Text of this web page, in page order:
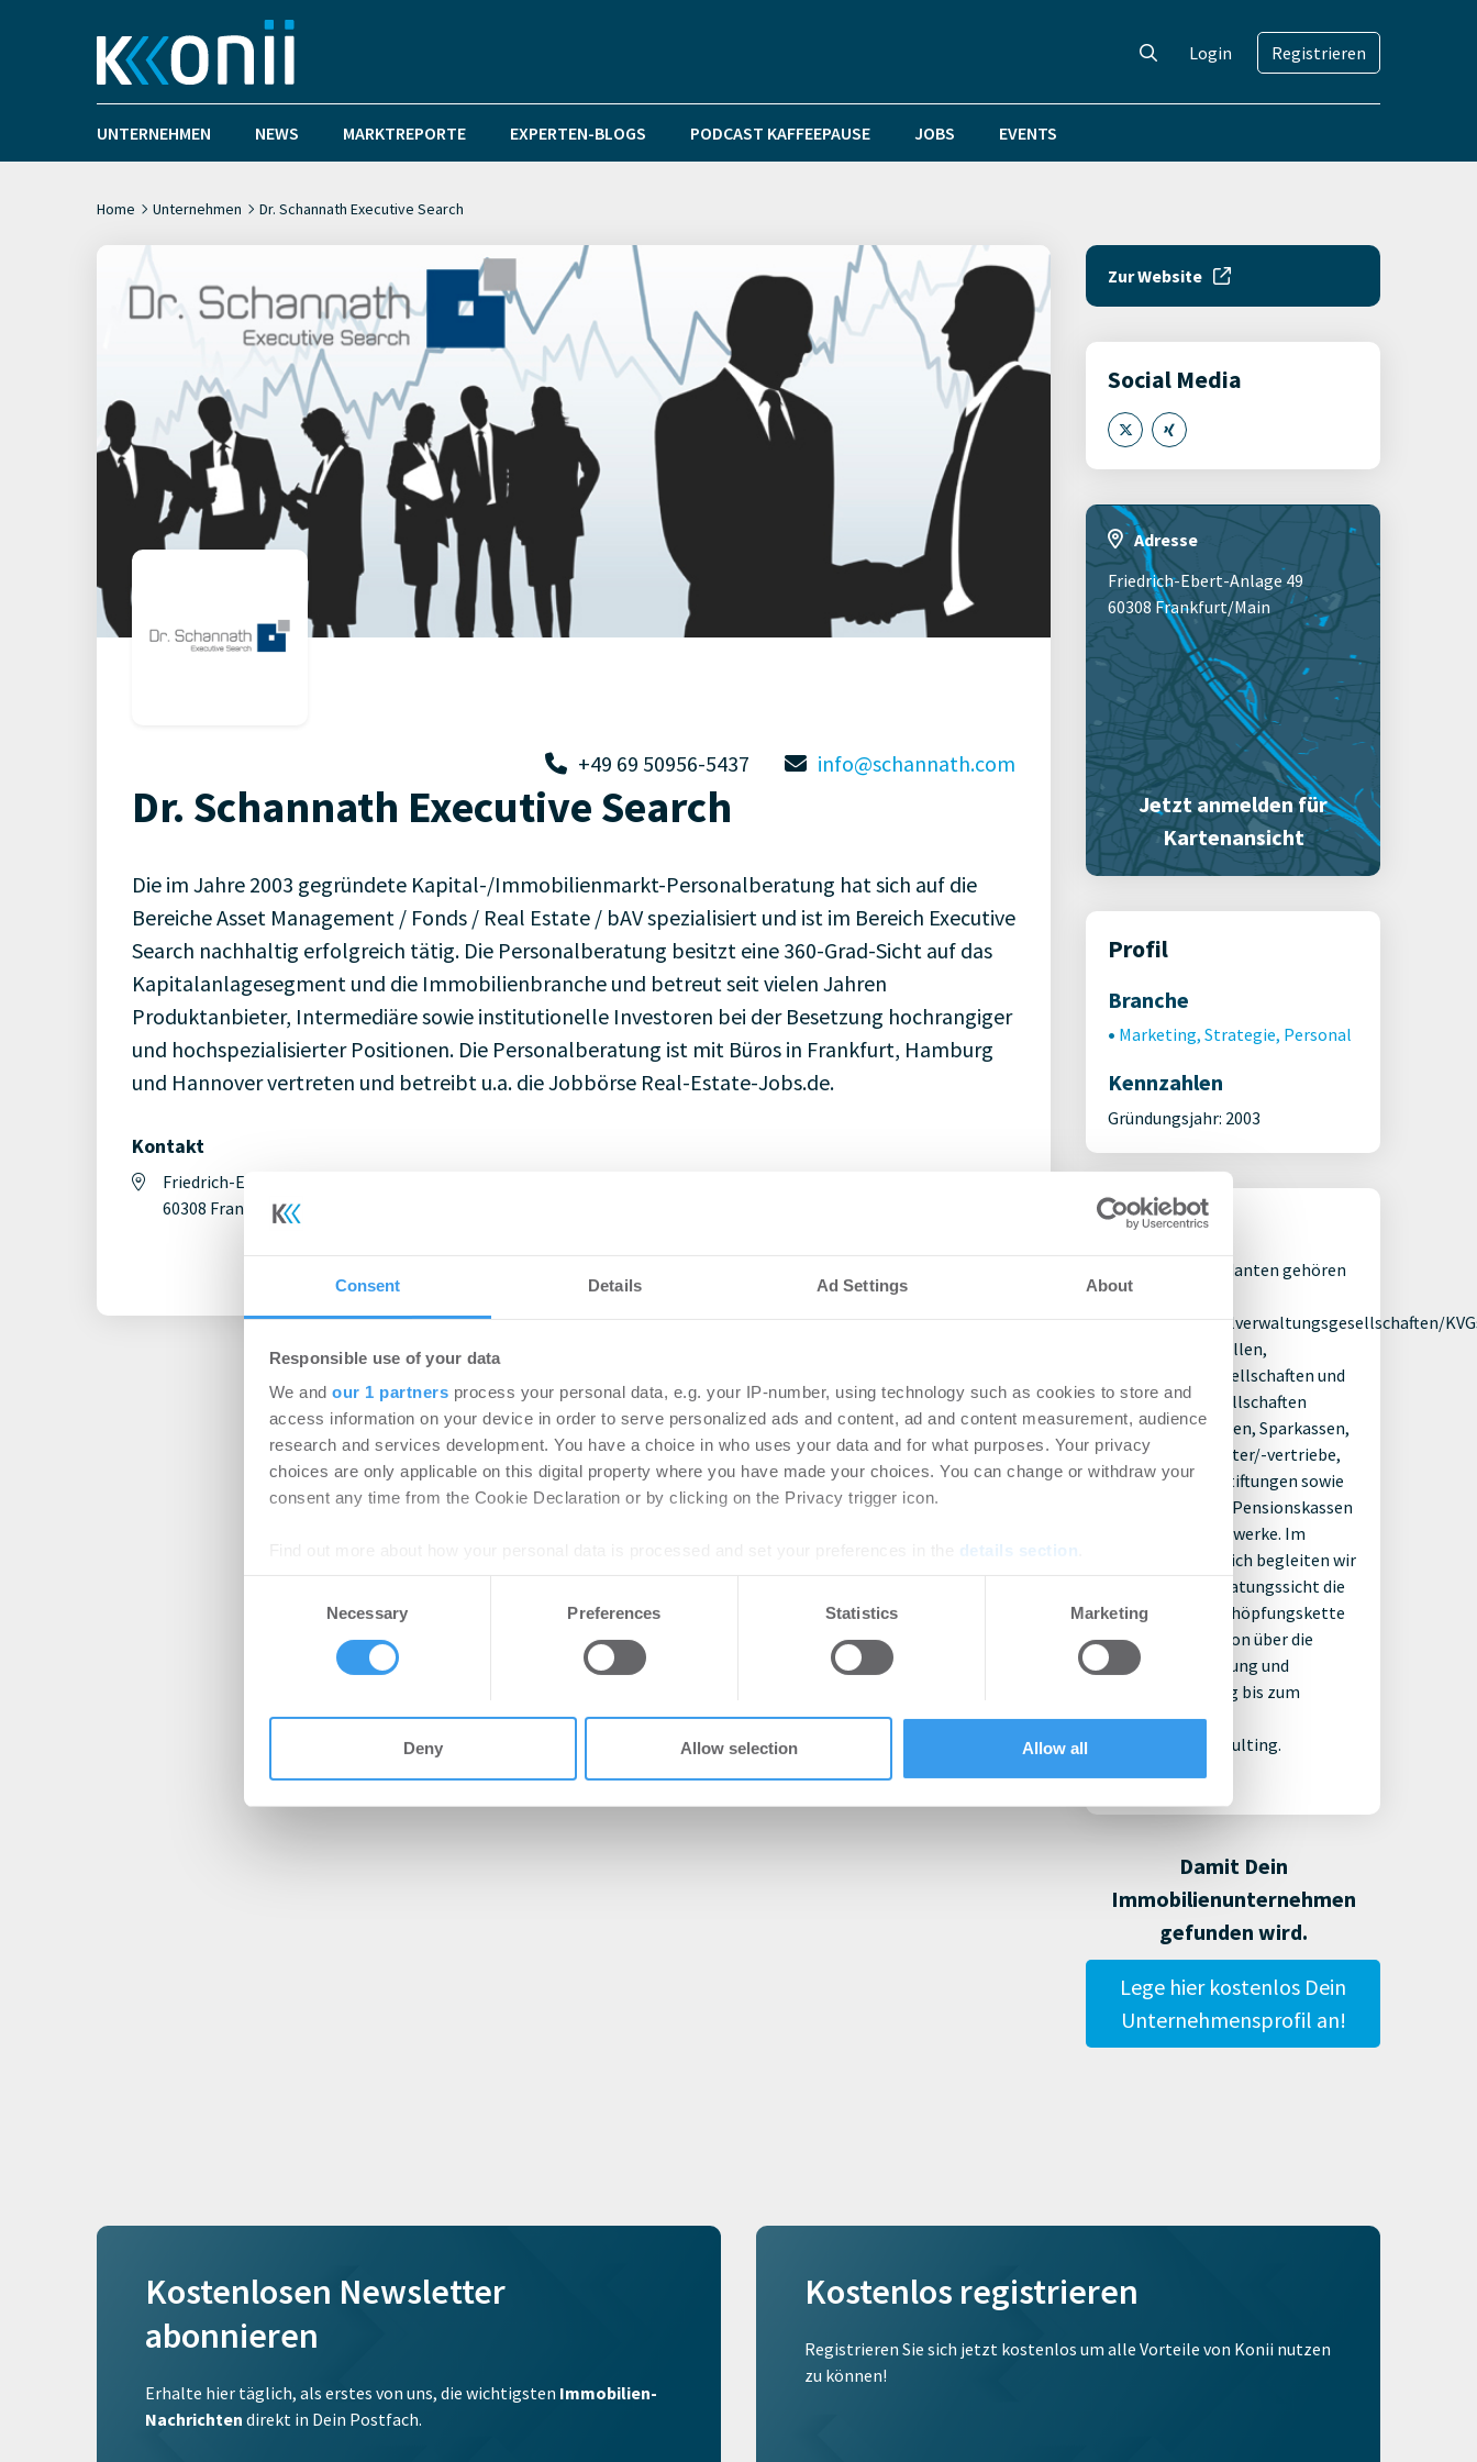
Consent Details Ad Settings About
Responsible use of your data
We and our 1 partners process your personal data, e.g. your IP-number, using technology such as cookies to store and
access information on your device in order to serve personalized ads and content, ad and content measurement, audience
research and services development. You have a choice in who uses your data and for what purposes. Your privacy
choices are only applicable on this digital property where you have made your choices. You can change or withdraw your
consent any time from the Cookie Declaration or by clicking on the Privacy trigger icon.
details section
We use cookies to personalise content and ads, to provide social media features and to analyse our traffic. We also share
other information that you’ve provided to them or that they’ve collected from your use of their services.
Necessary Preferences Statistics Marketing
Deny Allow selection Allow all
Login Registrieren
UNTERNEHMEN NEWS MARKTREPORTE EXPERTEN-BLOGS PODCAST KAFFEEPAUSE JOBS EVENTS
Home Unternehmen Dr. Schannath Executive Search
+49 69 50956-5437 info@schannath.com
Dr. Schannath Executive Search
Die im Jahre 2003 gegründete Kapital-/Immobilienmarkt-Personalberatung hat sich auf die
Bereiche Asset Management / Fonds / Real Estate / bAV spezialisiert und ist im Bereich Executive
Search nachhaltig erfolgreich tätig. Die Personalberatung besitzt eine 360-Grad-Sicht auf das
Kapitalanlagesegment und die Immobilienbranche und betreut seit vielen Jahren
Produktanbieter, Intermediäre sowie institutionelle Investoren bei der Besetzung hochrangiger
und hochspezialisierter Positionen. Die Personalberatung ist mit Büros in Frankfurt, Hamburg
und Hannover vertreten und betreibt u.a. die Jobbörse Real-Estate-Jobs.de.
Kontakt
Friedrich-Ebert-Anlage 49
60308 Frankfurt/Main
Impressum
Zur Website
Social Media
Adresse
Friedrich-Ebert-Anlage 49
60308 Frankfurt/Main
Jetzt anmelden für
Kartenansicht
Profil
Branche
Marketing, Strategie, Personal
Kennzahlen
Gründungsjahr: 2003
Referenzen
Zu unseren Mandanten gehören
Asset
Manager/Kapitalverwaltungsgesellschaften/
AIFs, Verwahrstellen,
Beteiligungsgesellschaften und
Immobiliengesellschaften
ebenso wie Banken, Sparkassen,
Finanzdienstleister/-vertriebe,
Family Offices, Stiftungen sowie
Versicherungen, Pensionskassen
und Versorgungswerke. Im
Immobilienbereich begleiten wir
aus Personalberatungssicht die
gesamte Wertschöpfungskette
von der Akquisition über die
Projektentwicklung und
Bestandshaltung bis zum
Vertrieb und
Immobilienconsulting.
Damit Dein
Immobilienunternehmen
gefunden wird.
Lege hier kostenlos Dein
Unternehmensprofil an!
Kostenlosen Newsletter
abonnieren
Erhalte hier täglich, als erstes von uns, die wichtigsten Immobilien-
Nachrichten direkt in Dein Postfach.
Kostenlos registrieren
Registrieren Sie sich jetzt kostenlos um alle Vorteile von Konii nutzen
zu können!